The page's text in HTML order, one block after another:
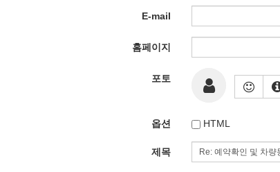
E-mail
홈페이지
포토
옵션 HTML
제목